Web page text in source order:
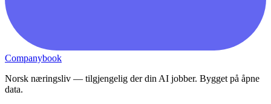
Companybook
Norsk næringsliv — tilgjengelig der din AI jobber. Bygget på åpne
data.